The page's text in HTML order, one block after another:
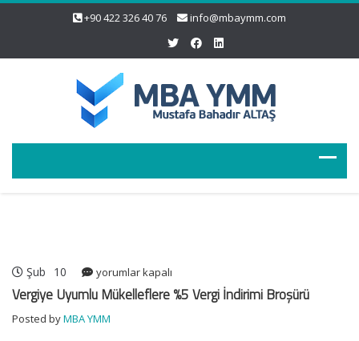
+90 422 326 40 76 info@mbaymm.com
Şub 10
Vergiye
Uyumlu
%5
yorumlar kapalı
Vergiye Uyumlu Mükelleflere %5 Vergi İndirimi Broşürü
Posted byMBA YMM